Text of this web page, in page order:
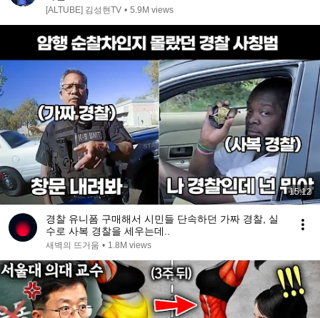
[ALTUBE] 김성현TV • 5.9M views
15:12
경찰 유니폼 구매해서 시민들 단속하던 가짜 경찰, 실
수로 사복 경찰을 세우는데..
새벽의 뜨거움 • 1.8M views